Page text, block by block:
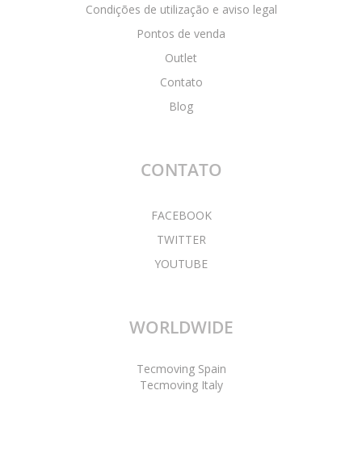
Condições de utilização e aviso legal
Pontos de venda
Outlet
Contato
Blog
CONTATO
FACEBOOK
TWITTER
YOUTUBE
WORLDWIDE
Tecmoving Spain
Tecmoving Italy